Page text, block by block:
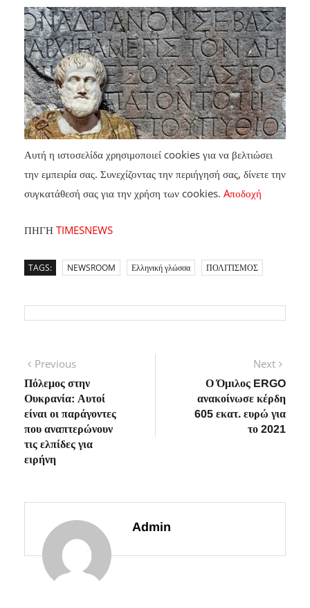
Αυτή η ιστοσελίδα χρησιμοποιεί cookies για να βελτιώσει
την εμπειρία σας. Συνεχίζοντας την περιήγησή σας, δίνετε την
συγκατάθεσή σας για την χρήση των cookies. Aποδοχή
ΠΗΓΗ TIMESNEWS
TAGS: NEWSROOM Ελληνική γλώσσα ΠΟΛΙΤΙΣΜΟΣ
Πλοήγηση
άρθρων
PreviousPrevious
post:
Πόλεμος στην
Ουκρανία: Αυτοί
είναι οι παράγοντες
που αναπτερώνουν
τις ελπίδες για
ειρήνη
Next
post:
Ο Όμιλος ERGO
ανακοίνωσε κέρδη
605 εκατ. ευρώ για
το 2021
Admin